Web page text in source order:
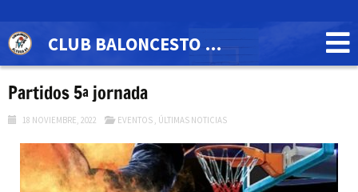
CLUB BALONCESTO ALCOSA'84
Partidos 5ª jornada
18 NOVIEMBRE, 2022 EVENTOS , ÚLTIMAS NOTICIAS